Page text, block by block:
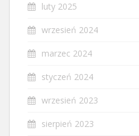
luty 2025
wrzesień 2024
marzec 2024
styczeń 2024
wrzesień 2023
sierpień 2023